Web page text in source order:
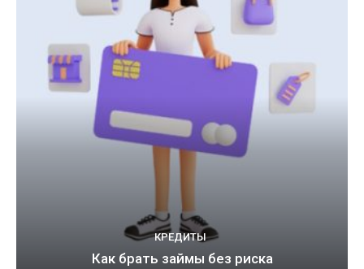
КРЕДИТЫ
Как брать займы без риска